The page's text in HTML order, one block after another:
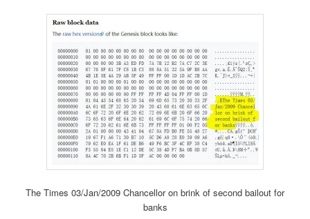
The Times 03/Jan/2009 Chancellor on brink of second bailout for
banks